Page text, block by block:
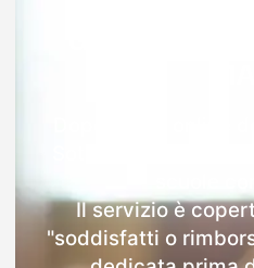
Il servizio è
"soddisfatti o